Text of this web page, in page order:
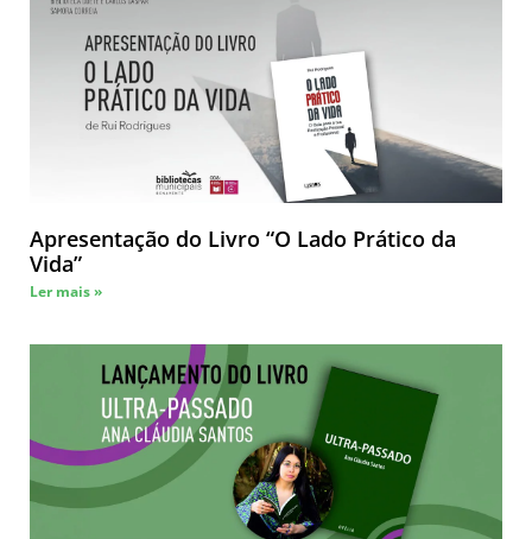
Apresentação do Livro “O Lado Prático da
Vida”
Ler mais »